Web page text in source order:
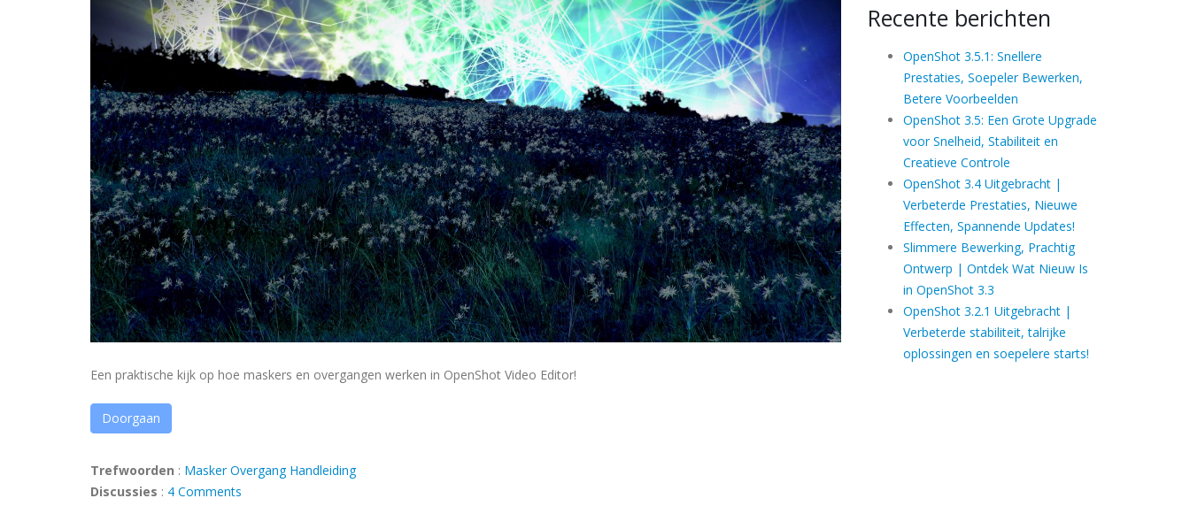
Een praktische kijk op hoe maskers en overgangen werken in OpenShot Video Editor!
Doorgaan
Trefwoorden : Masker Overgang Handleiding
Discussies : 4 Comments
Recente berichten
OpenShot 3.5.1: Snellere
Prestaties, Soepeler Bewerken,
Betere Voorbeelden
OpenShot 3.5: Een Grote Upgrade
voor Snelheid, Stabiliteit en
Creatieve Controle
OpenShot 3.4 Uitgebracht |
Verbeterde Prestaties, Nieuwe
Effecten, Spannende Updates!
Slimmere Bewerking, Prachtig
Ontwerp | Ontdek Wat Nieuw Is
in OpenShot 3.3
OpenShot 3.2.1 Uitgebracht |
Verbeterde stabiliteit, talrijke
oplossingen en soepelere starts!